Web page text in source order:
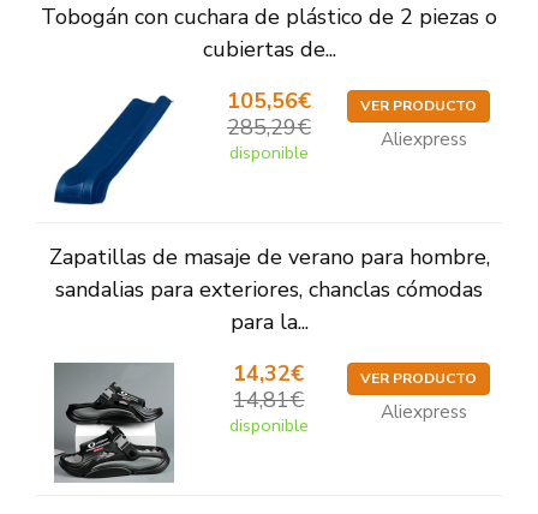
Tobogán con cuchara de plástico de 2 piezas o
cubiertas de...
105,56€
285,29€
disponible
VER PRODUCTO
Aliexpress
Zapatillas de masaje de verano para hombre,
sandalias para exteriores, chanclas cómodas
para la...
14,32€
14,81€
disponible
VER PRODUCTO
Aliexpress